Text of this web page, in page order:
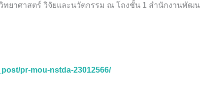
ทยาศาสตร์ วิจัยและนวัตกรรม ณ โถงชั้น 1 สำนักงานพัฒ
pr-mou-nstda-23012566/